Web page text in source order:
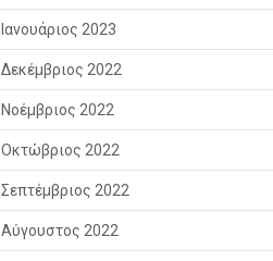
Ιανουάριος 2023
Δεκέμβριος 2022
Νοέμβριος 2022
Οκτώβριος 2022
Σεπτέμβριος 2022
Αύγουστος 2022